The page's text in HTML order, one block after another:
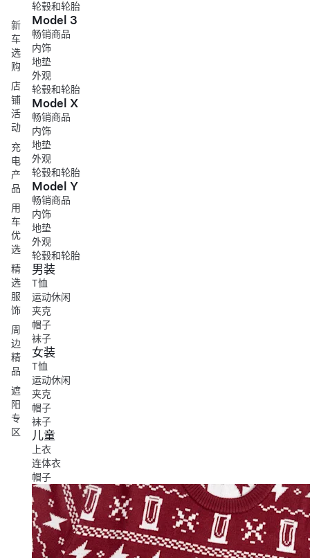
新
车
选
购
店
铺
活
动
充
电
产
品
用
车
优
选
精
选
服
饰
周
边
精
品
遮
阳
专
区
轮毂和轮胎
Model 3
畅销商品
内饰
地垫
外观
轮毂和轮胎
Model X
畅销商品
内饰
地垫
外观
轮毂和轮胎
Model Y
畅销商品
内饰
地垫
外观
轮毂和轮胎
男装
T恤
运动休闲
夹克
帽子
袜子
女装
T恤
运动休闲
夹克
帽子
袜子
儿童
上衣
连体衣
帽子